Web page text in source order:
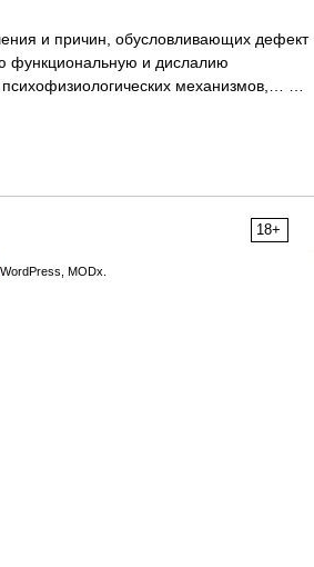
и причин, обусловливающих дефект
функциональную и дислалию
психофизиологических механизмов,… …
18+
WordPress, MODx.